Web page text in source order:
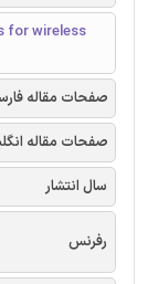
for wireless
صفحات مقاله
صفحات مقاله
سال انتشار
رفرنس